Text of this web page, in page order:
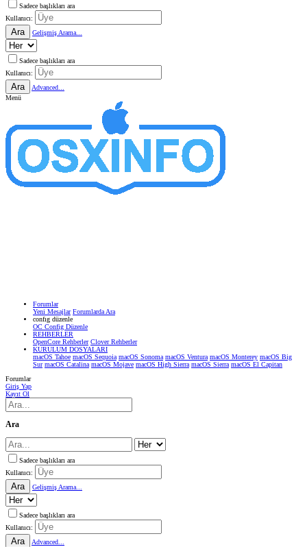
Sadece başlıkları ara
Kullanıcı:
Ara Gelişmiş Arama...
Sadece başlıkları ara
Kullanıcı:
Ara
Advanced...
Menü
Forumlar
Yeni Mesajlar Forumlarda Ara
confıg düzenle
OC Config Düzenle
REHBERLER
OpenCore Rehberler Clover Rehberler
KURULUM DOSYALARI
macOS Tahoe macOS Sequoia macOS Sonoma macOS Ventura macOS Monterey macOS Big
Sur macOS Catalina macOS Mojave macOS High Sierra macOS Sierra macOS El Capitan
Forumlar
Giriş Yap
Kayıt Ol
Ara
Sadece başlıkları ara
Kullanıcı:
Ara Gelişmiş Arama...
Sadece başlıkları ara
Kullanıcı:
Ara
Advanced...